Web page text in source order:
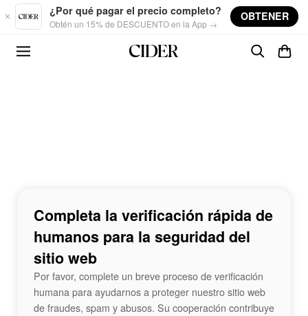
Skip to main content
¿Por qué pagar el precio completo?
Obtén un 15% de DESCUENTO en la App →
OBTENER
Completa la verificación rápida de
humanos para la seguridad del
sitio web
Por favor, complete un breve proceso de verificación
humana para ayudarnos a proteger nuestro sitio web
de fraudes, spam y abusos. Su cooperación contribuye